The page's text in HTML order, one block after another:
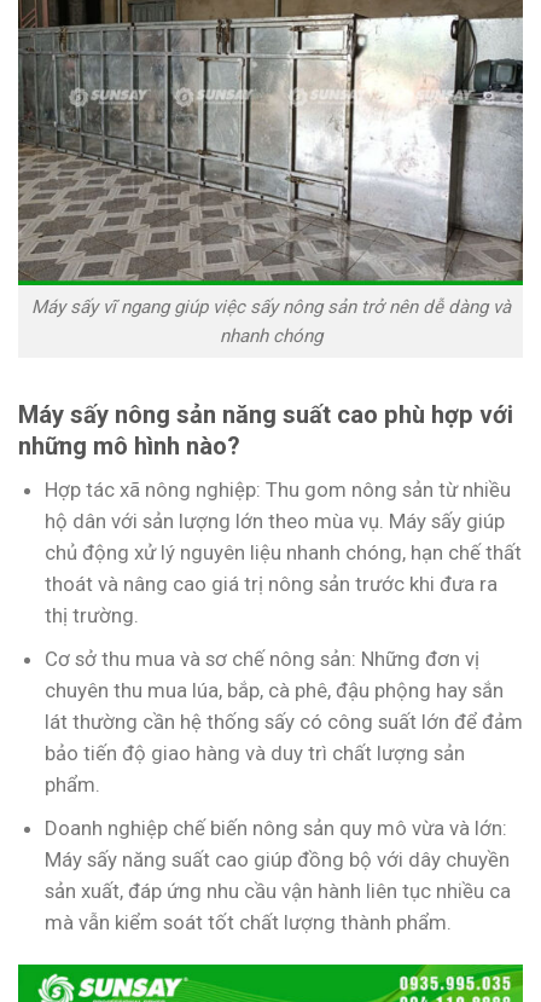
Máy sấy vĩ ngang giúp việc sấy nông sản trở nên dễ dàng và
nhanh chóng
Máy sấy nông sản năng suất cao phù hợp với
những mô hình nào?
Hợp tác xã nông nghiệp: Thu gom nông sản từ nhiều
hộ dân với sản lượng lớn theo mùa vụ. Máy sấy giúp
chủ động xử lý nguyên liệu nhanh chóng, hạn chế thất
thoát và nâng cao giá trị nông sản trước khi đưa ra
thị trường.
Cơ sở thu mua và sơ chế nông sản: Những đơn vị
chuyên thu mua lúa, bắp, cà phê, đậu phộng hay sắn
lát thường cần hệ thống sấy có công suất lớn để đảm
bảo tiến độ giao hàng và duy trì chất lượng sản
phẩm.
Doanh nghiệp chế biến nông sản quy mô vừa và lớn:
Máy sấy năng suất cao giúp đồng bộ với dây chuyền
sản xuất, đáp ứng nhu cầu vận hành liên tục nhiều ca
mà vẫn kiểm soát tốt chất lượng thành phẩm.